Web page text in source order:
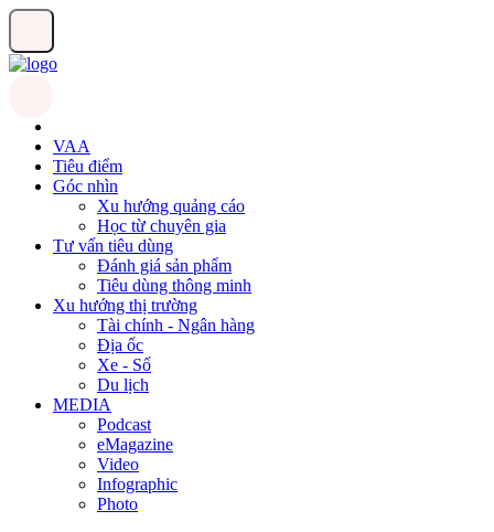
VAA
Tiêu điểm
Góc nhìn
Xu hướng quảng cáo
Học từ chuyên gia
Tư vấn tiêu dùng
Đánh giá sản phẩm
Tiêu dùng thông minh
Xu hướng thị trường
Tài chính - Ngân hàng
Địa ốc
Xe - Số
Du lịch
MEDIA
Podcast
eMagazine
Video
Infographic
Photo